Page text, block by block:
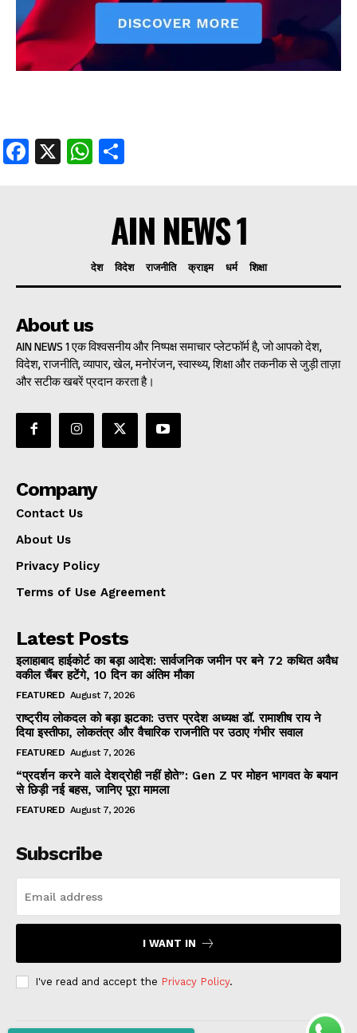
Facebook
X WhatsApp
AIN NEWS 1
देश विदेश राजनीति क्राइम धर्म शिक्षा
About us
AIN NEWS 1 एक विश्वसनीय और निष्पक्ष समाचार प्लेटफॉर्म है, जो आपको देश,
विदेश, राजनीति, व्यापार, खेल, मनोरंजन, स्वास्थ्य, शिक्षा और तकनीक से जुड़ी ताज़ा
और सटीक खबरें प्रदान करता है।
Company
Contact Us
About Us
Privacy Policy
Terms of Use Agreement
Latest Posts
इलाहाबाद हाईकोर्ट का बड़ा आदेश: सार्वजनिक जमीन पर बने 72 कथित अवैध
वकील चैंबर हटेंगे, 10 दिन का अंतिम मौका
FEATURED August 7, 2026
राष्ट्रीय लोकदल को बड़ा झटका: उत्तर प्रदेश अध्यक्ष डॉ. रामाशीष राय ने
दिया इस्तीफा, लोकतंत्र और वैचारिक राजनीति पर उठाए गंभीर सवाल
FEATURED August 7, 2026
“प्रदर्शन करने वाले देशद्रोही नहीं होते”: Gen Z पर मोहन भागवत के बयान
से छिड़ी नई बहस, जानिए पूरा मामला
FEATURED August 7, 2026
Subscribe
I WANT IN
I've read and accept the Privacy Policy.